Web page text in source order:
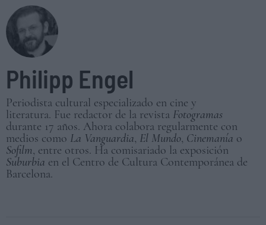
Philipp Engel
Periodista cultural especializado en cine y
literatura. Fue redactor de la revista Fotogramas
durante 17 años. Ahora colabora regularmente con
medios como La Vanguardia, El Mundo, Cinemanía o
Sofilm, entre otros. Ha comisariado la exposición
Suburbia en el Centro de Cultura Contemporánea de
Barcelona.